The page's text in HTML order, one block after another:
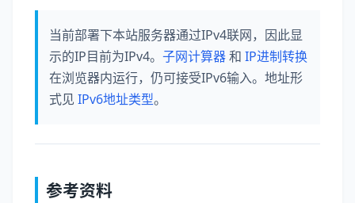
当前部署下本站服务器通过IPv4联网，因此显
示的IP目前为IPv4。 子网计算器和 IP进制转换
在浏览器内运行，仍可接受IPv6输入。地址形
式见 IPv6地址类型。
参考资料